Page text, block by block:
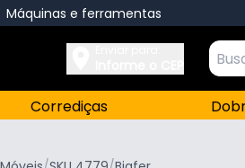
Máquinas e ferramentas
Corrediças